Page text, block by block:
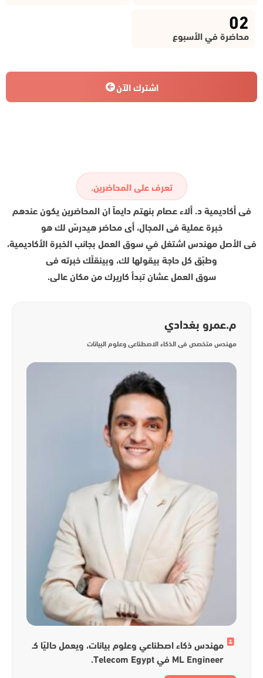
02
محاضرة في الأسبوع
اشترك الآن
تعرف على المحاضرين.
فى أكاديمية د. ألاء عصام بنهتم دايماً ان المحاضرين يكون عندهم
خبرة عملية فى المجال، أى محاضر هيدرسّ لك هو
فى الأصل مهندس اشتغل في سوق العمل بجانب الخبرة الأكاديمية،
وطبّق كل حاجة بيقولها لك، وبينقلّك خبرته فى
سوق العمل عشان تبدأ كاريرك من مكان عالى.
م.عمرو بغدادي
مهندس متخصص فى الذكاء الاصطناعى وعلوم البيانات
مهندس ذكاء اصطناعي وعلوم بيانات، ويعمل حاليًا كـ
ML Engineer في Telecom Egypt.